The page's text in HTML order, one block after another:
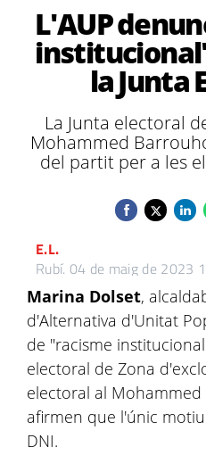
L'AUP
la Junta
La Junta electoral
Mohammed
del partit per a les
E.L.
Rubí. 04 de maig de 2023
Marina Dolset,
d'Alternativa d'Unitat
de "racisme
electoral de Zona
electoral al
afirmen que l'únic
DNI.